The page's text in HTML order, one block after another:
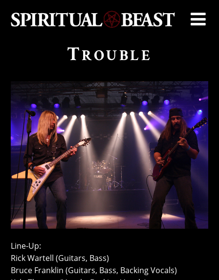
TROUBLE
Line-Up:
Rick Wartell (Guitars, Bass)
Bruce Franklin (Guitars, Bass, Backing Vocals)